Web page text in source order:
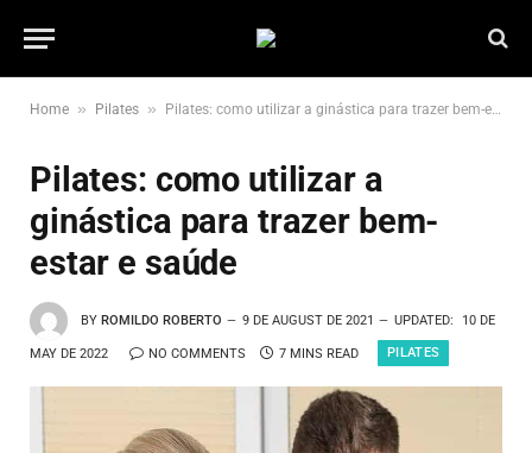
Home » Pilates » Pilates: como utilizar a ginástica para trazer bem-estar e saúde
Pilates: como utilizar a
ginástica para trazer bem-
estar e saúde
BY ROMILDO ROBERTO 9 DE AUGUST DE 2021 UPDATED: 10 DE
MAY DE 2022 NO COMMENTS 7 MINS READ PILATES